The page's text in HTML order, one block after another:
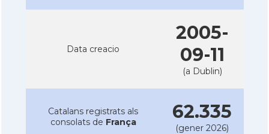
Data creacio
2005-
09-11
(a Dublin)
Catalans registrats als
consolats de França 62.335
(gener 2026)